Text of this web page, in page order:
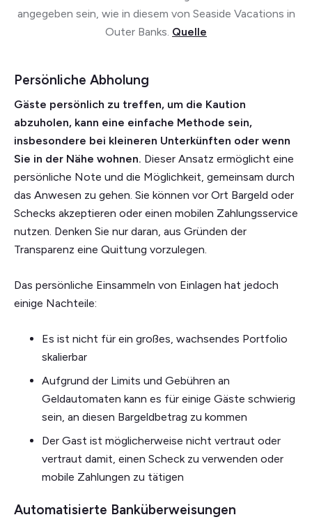
angegeben sein, wie in diesem von Seaside Vacations in
Outer Banks. Quelle
Persönliche Abholung
Gäste persönlich zu treffen, um die Kaution
abzuholen, kann eine einfache Methode sein,
insbesondere bei kleineren Unterkünften oder wenn
Sie in der Nähe wohnen. Dieser Ansatz ermöglicht eine
persönliche Note und die Möglichkeit, gemeinsam durch
das Anwesen zu gehen. Sie können vor Ort Bargeld oder
Schecks akzeptieren oder einen mobilen Zahlungsservice
nutzen. Denken Sie nur daran, aus Gründen der
Transparenz eine Quittung vorzulegen.
Das persönliche Einsammeln von Einlagen hat jedoch
einige Nachteile:
Es ist nicht für ein großes, wachsendes Portfolio
skalierbar
Aufgrund der Limits und Gebühren an
Geldautomaten kann es für einige Gäste schwierig
sein, an diesen Bargeldbetrag zu kommen
Der Gast ist möglicherweise nicht vertraut oder
vertraut damit, einen Scheck zu verwenden oder
mobile Zahlungen zu tätigen
Automatisierte Banküberweisungen